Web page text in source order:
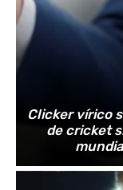
Clicker vírico
de cricket